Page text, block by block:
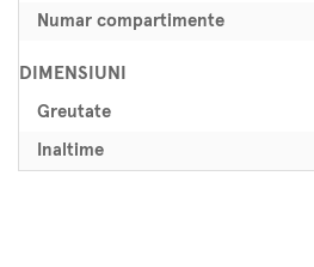
Numar compartimente
DIMENSIUNI
Greutate
Inaltime